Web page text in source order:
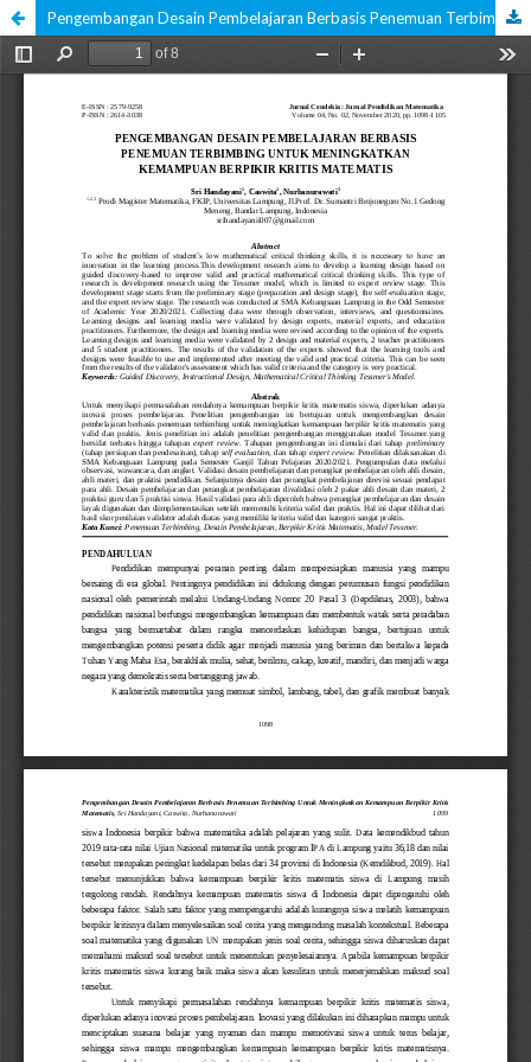
Pengembangan Desain Pembelajaran Berbasis Penemuan Terbimbing Untuk Meningkatkan Kemampuan Berpikir Kritis Matematis